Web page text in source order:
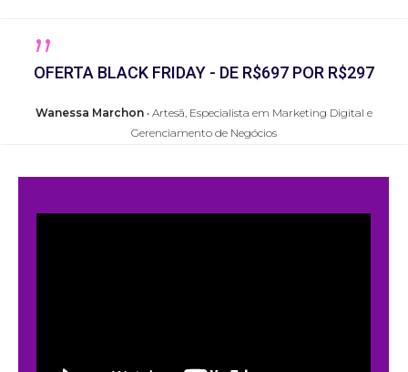
„
OFERTA BLACK FRIDAY - DE R$697 POR R$297
Wanessa Marchon ‧ Artesã, Especialista em Marketing Digital e
Gerenciamento de Negócios